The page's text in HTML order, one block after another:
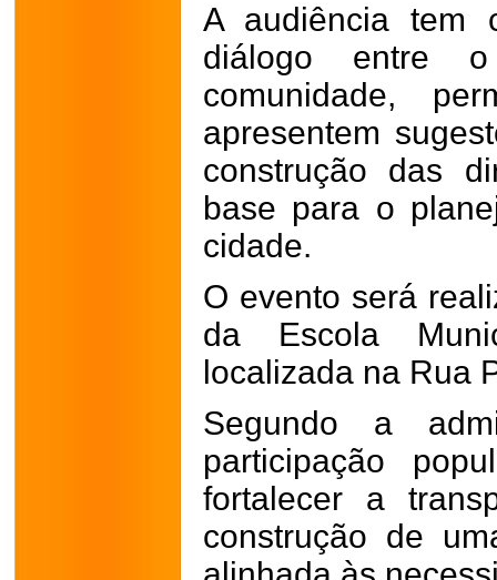
A audiência tem
diálogo entre
comunidade,
apresentem
construção das
base para o
cidade.
O evento será
da Escola
localizada na Rua
Segundo a
participação
fortalecer a
construção de